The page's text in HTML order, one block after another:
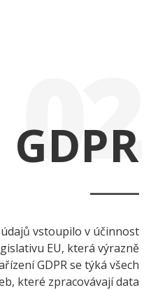
GDPR
02
vstoupilo v účinnost
EU, která výrazně
GDPR se týká všech
které zpracovávají data